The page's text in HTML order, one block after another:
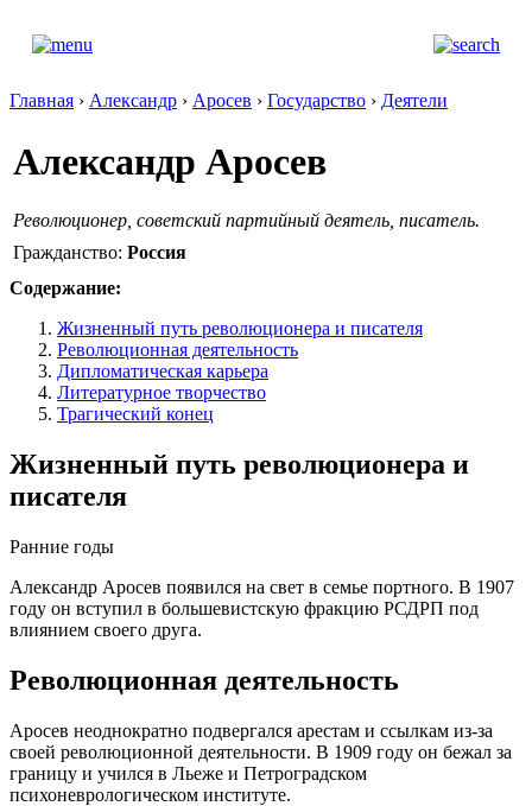
Главная › Александр › Аросев › Государство › Деятели
Александр Аросев
Революционер, советский партийный деятель, писатель.
Гражданство: Россия
Содержание:
Жизненный путь революционера и писателя
Революционная деятельность
Дипломатическая карьера
Литературное творчество
Трагический конец
Жизненный путь революционера и
писателя
Ранние годы
Александр Аросев появился на свет в семье портного. В 1907
году он вступил в большевистскую фракцию РСДРП под
влиянием своего друга.
Революционная деятельность
Аросев неоднократно подвергался арестам и ссылкам из-за
своей революционной деятельности. В 1909 году он бежал за
границу и учился в Льеже и Петроградском
психоневрологическом институте.